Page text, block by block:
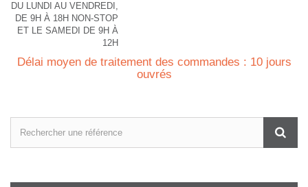
DU LUNDI AU VENDREDI,
DE 9H À 18H NON-STOP
ET LE SAMEDI DE 9H À
12H
Délai moyen de traitement des commandes : 10 jours
ouvrés